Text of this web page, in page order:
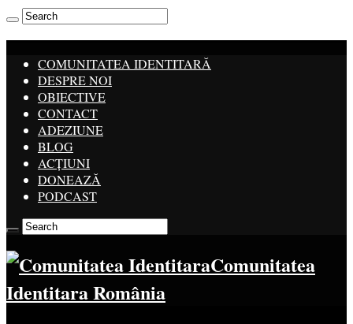
COMUNITATEA IDENTITARĂ
DESPRE NOI
OBIECTIVE
CONTACT
ADEZIUNE
BLOG
ACȚIUNI
DONEAZĂ
PODCAST
Comunitatea
Identitara România